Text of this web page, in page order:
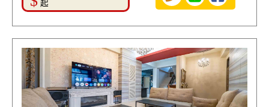
起